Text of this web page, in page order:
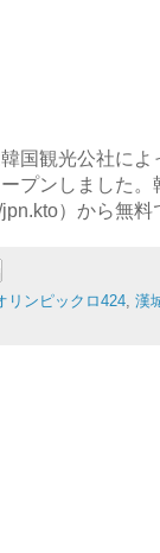
国観光公社に
プンしました。
jpn.kto）から無
リンピックロ424, 漢